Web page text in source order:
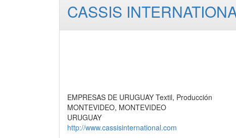
CASSIS
EMPRESAS DE URUGUAY Textil, Producción
MONTEVIDEO, MONTEVIDEO
URUGUAY
http://www.cassisinternational.com